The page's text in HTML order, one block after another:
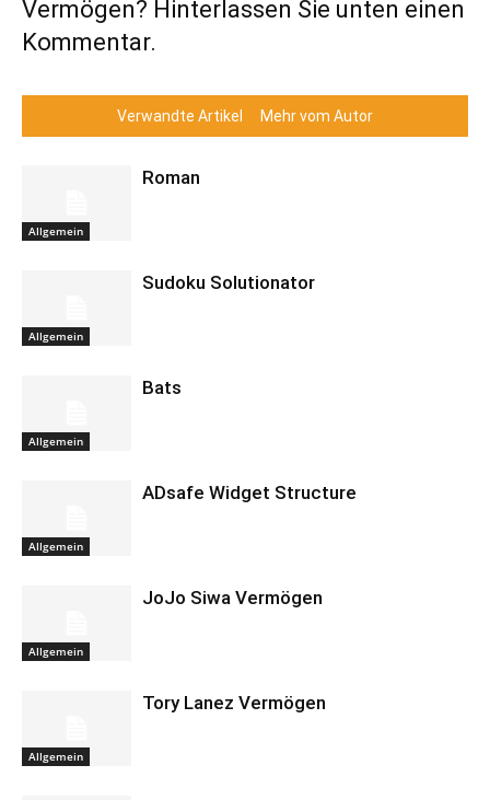
Vermögen? Hinterlassen Sie unten einen
Kommentar.
Verwandte Artikel Mehr vom Autor
Allgemein
Roman
Allgemein
Sudoku Solutionator
Allgemein
Bats
Allgemein
ADsafe Widget Structure
Allgemein
JoJo Siwa Vermögen
Allgemein
Tory Lanez Vermögen